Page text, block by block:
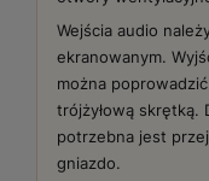
Wejścia audio
ekranowanym.
można
trójżyłową skrętką.
potrzebna jest
gniazdo.